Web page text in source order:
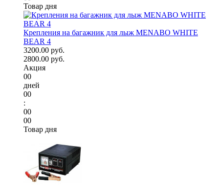
Товар дня
Крепления на багажник для лыж MENABO WHITE
BEAR 4
3200.00 руб.
2800.00 руб.
Акция
00
дней
00
:
00
00
Товар дня